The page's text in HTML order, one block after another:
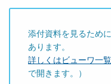
添付資料を見るため
あります。
詳しくはビューワ一
で開きます。）